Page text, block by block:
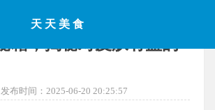
天天美食
发布时间：2025-06-20 20:25:57